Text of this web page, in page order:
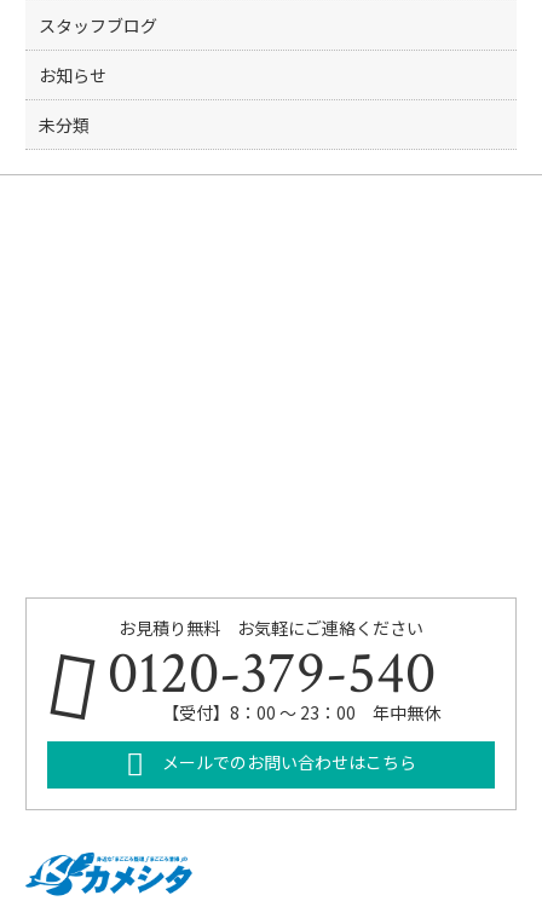
スタッフブログ
お知らせ
未分類
お見積り無料 お気軽にご連絡ください
0120-379-540
【受付】8：00 ～ 23：00 年中無休
メールでのお問い合わせはこちら